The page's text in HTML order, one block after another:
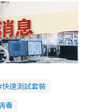
快速測試套裝
毒